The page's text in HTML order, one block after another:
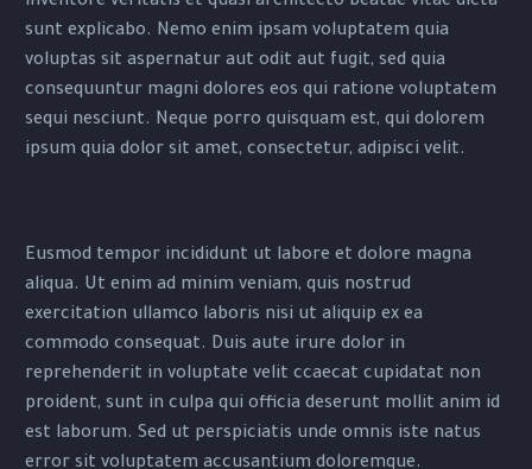
sunt explicabo. Nemo enim ipsam voluptatem quia
voluptas sit aspernatur aut odit aut fugit, sed quia
consequuntur magni dolores eos qui ratione voluptatem
sequi nesciunt. Neque porro quisquam est, qui dolorem
ipsum quia dolor sit amet, consectetur, adipisci velit.
Eusmod tempor incididunt ut labore et dolore magna
aliqua. Ut enim ad minim veniam, quis nostrud
exercitation ullamco laboris nisi ut aliquip ex ea
commodo consequat. Duis aute irure dolor in
reprehenderit in voluptate velit ccaecat cupidatat non
proident, sunt in culpa qui officia deserunt mollit anim id
est laborum. Sed ut perspiciatis unde omnis iste natus
error sit voluptatem accusantium doloremque.